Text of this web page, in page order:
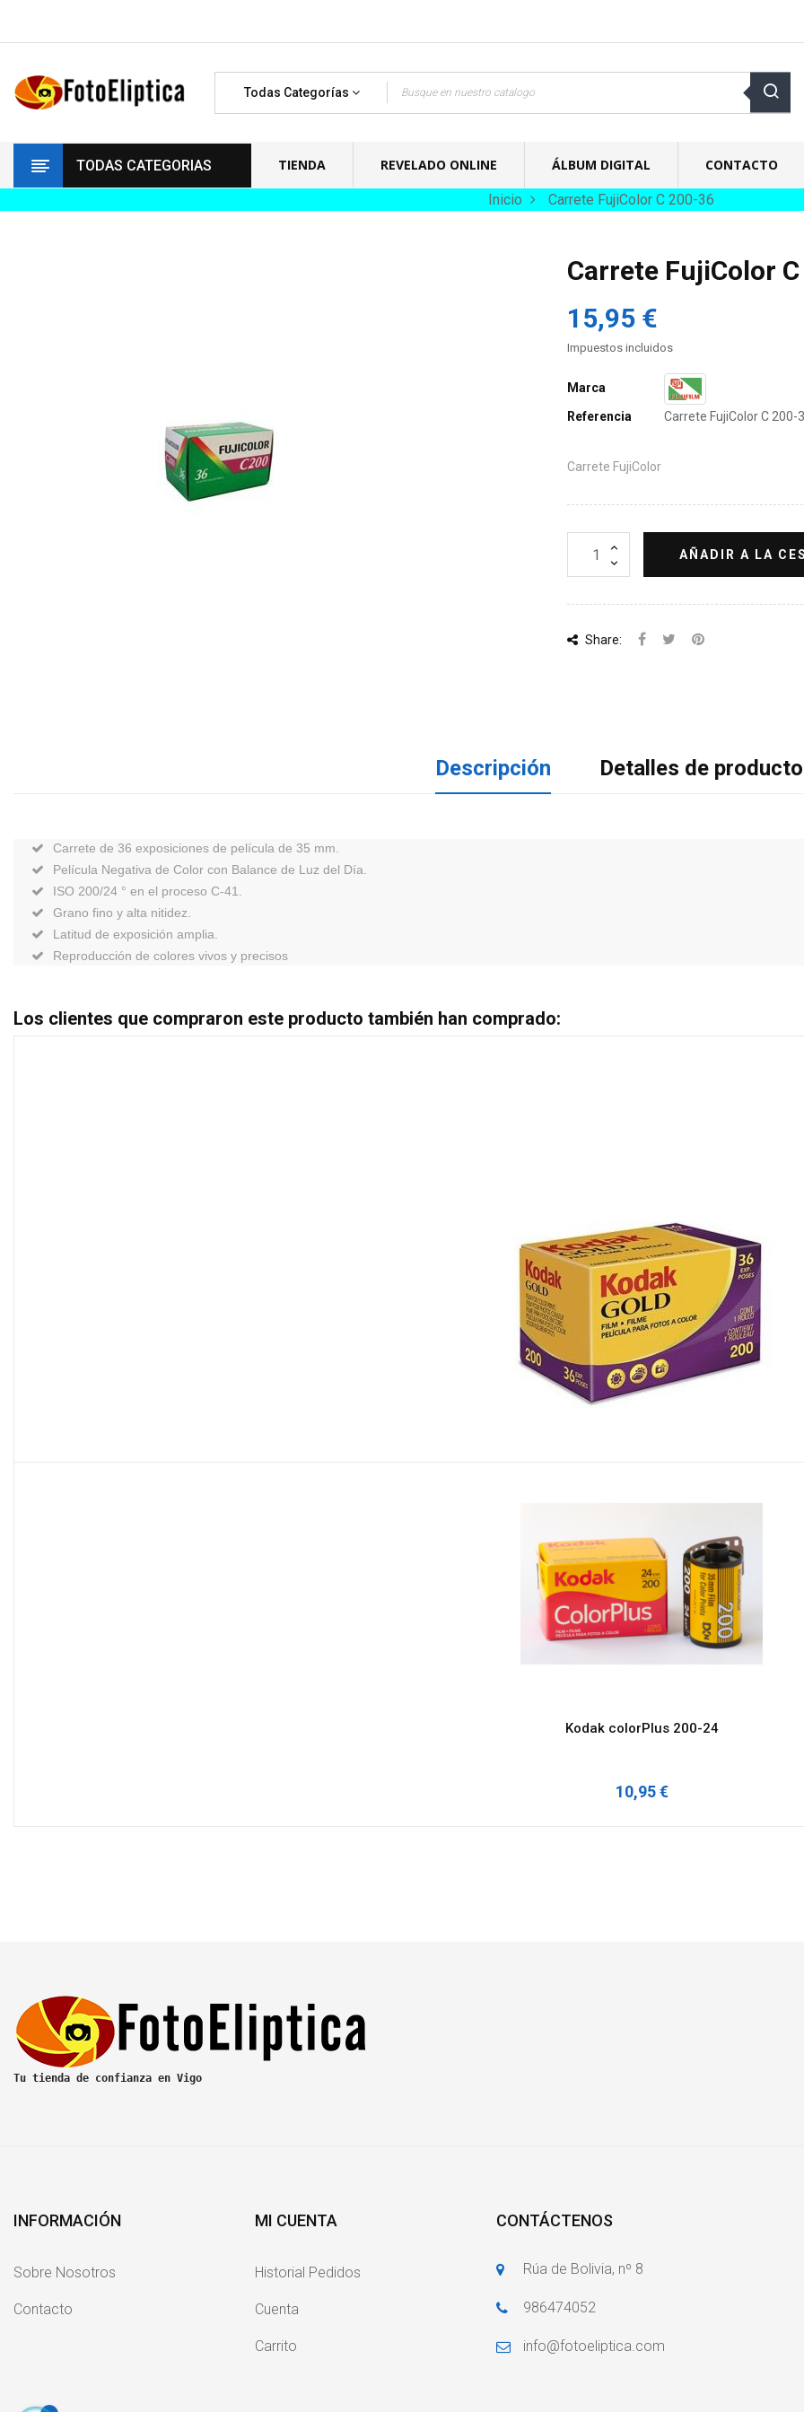
Todas Categorías
TODAS CATEGORIAS TIENDA REVELADO ONLINE ÁLBUM DIGITAL CONTACTO
Inicio Carrete FujiColor C 200-36
Carrete FujiColor
15,95 €
Impuestos incluidos
Marca
Referencia
Carrete FujiColor C 200-
Carrete FujiColor
AÑADIR A LA
Share:
Descripción Detalles de producto
Carrete de 36 exposiciones de película de 35 mm.
Película Negativa de Color con Balance de Luz del Día.
ISO 200/24 ° en el proceso C-41.
Grano fino y alta nitidez.
Latitud de exposición amplia.
Reproducción de colores vivos y precisos
Los clientes que compraron este producto también han comprado:
Película Negativo Color...
12,95 €
Kodak colorPlus 200-24
10,95 €
Tu tienda de confianza en Vigo
INFORMACIÓN
Sobre Nosotros
Contacto
MI CUENTA
Historial Pedidos
Cuenta
Carrito
CONTÁCTENOS
Rúa de Bolivia, nº 8
986474052
info@fotoeliptica.com